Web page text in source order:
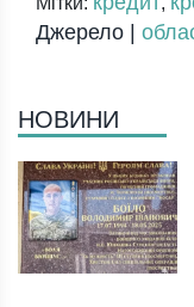
Джерело |
НОВИНИ